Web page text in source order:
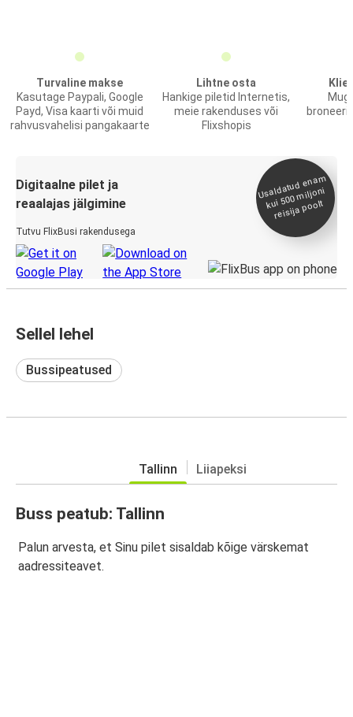
Turvaline makse
Kasutage Paypali, Google
Payd, Visa kaarti või muid
rahvusvahelisi pangakaarte
Lihtne osta
Hankige piletid Internetis,
meie rakenduses või
Flixshopis
Digitaalne pilet ja
reaalajas jälgimine
Tutvu FlixBusi rakendusega
Usaldatud ena
m
kui 500
miljoni
reisija poolt
Sellel lehel
Bussipeatused
Tallinn Liiapeksi
Buss peatub: Tallinn
Palun arvesta, et Sinu pilet sisaldab kõige värskemat
aadressiteavet.